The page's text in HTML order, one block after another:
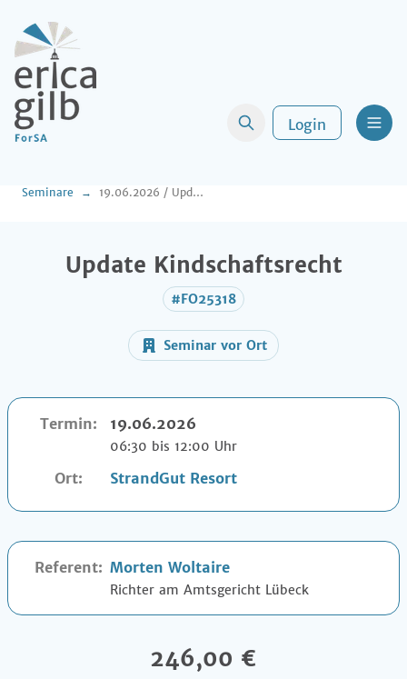
Login
Seminare 19.06.2026 / Update Kindschaftsrecht
Update Kindschaftsrecht
#FO25318
Seminar vor Ort
Termin: 19.06.2026
06:30 bis 12:00 Uhr
Ort: StrandGut Resort
Referent: Morten Woltaire
Richter am Amtsgericht Lübeck
246,00 €